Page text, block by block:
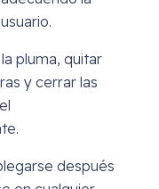
pluma, quitar
y cerrar las
después